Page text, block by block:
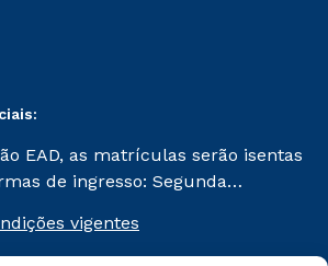
EAD, as matrículas serão isentas
de ingresso: Segunda
a taxa de matrícula será de R$
vigentes